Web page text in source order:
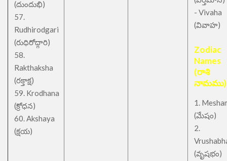
(దుందుభి)
57.
Rudhirodgari
(రుధిరోద్గారి)
58.
Rakthaksha
(రక్తాక్ష)
59. Krodhana
(క్రోధన)
60. Akshaya
(క్షయ)
- Vivaha
(వివాహ)
Zodiac
Names
(రాశి
నామము)
1.
(మేషం)
2.
(వృషభం)